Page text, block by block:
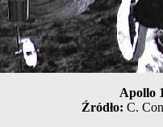
Apollo
Źródło: C.